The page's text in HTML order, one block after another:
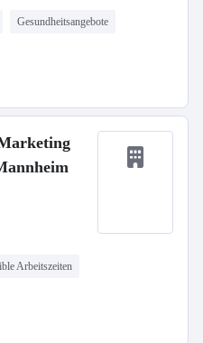
Gesundheitsangebote
Arbeitszeiten